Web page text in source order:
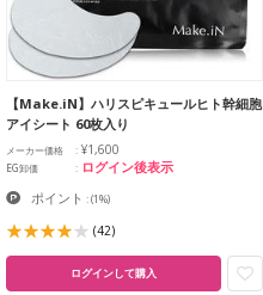
【Make.iN】ハリスピキュールヒト幹細胞
アイシート 60枚入り
メーカー価格 ¥1,600
EG卸価 ログイン後表示
ポイント :(1%)
(42)
ログインして購入